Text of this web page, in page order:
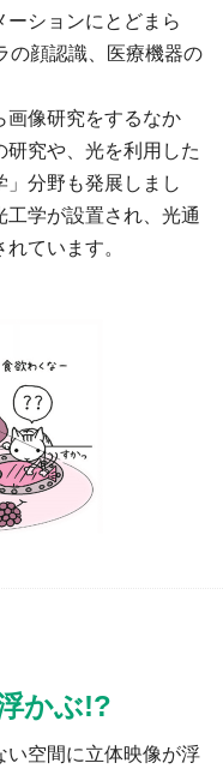
ーションにとどまら
の顔認識、医療機器の
画像研究をするなか
究や、光を利用した
分野も発展しまし
学が設置され、光通
ています。
かぶ!?
い空間に立体映像が浮